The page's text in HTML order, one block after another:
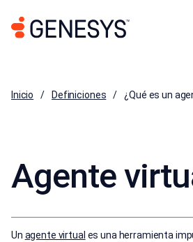
Inicio Definiciones ¿Qué es un
Agente
Un agente virtual es una herramienta